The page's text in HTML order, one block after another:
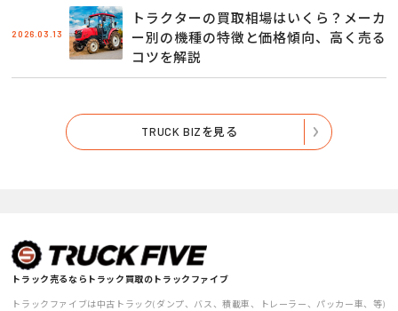
2026.03.13
トラクターの買取相場はいくら？メーカ
ー別の機種の特徴と価格傾向、高く売る
コツを解説
TRUCK BIZを見る
トラック売るならトラック買取のトラックファイブ
トラックファイブは中古トラック(ダンプ、バス、積載車、トレーラー、パッカー車、等)